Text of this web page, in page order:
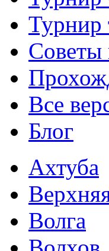
Турнир
Советы
Все
Блог
Ахтуба
Волга